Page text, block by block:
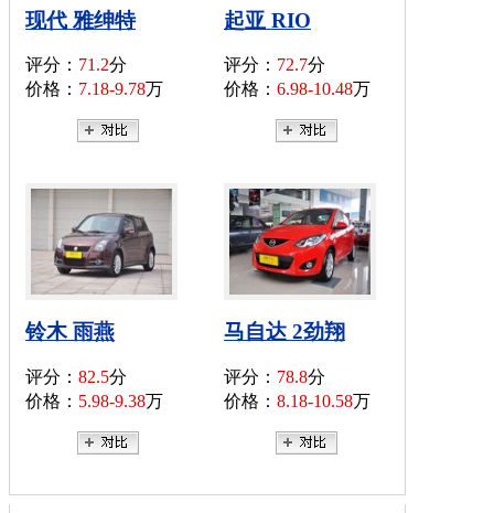
现代 雅绅特
评分： 71.2分
价格： 7.18-9.78万
起亚 RIO
评分： 72.7分
价格： 6.98-10.48万
铃木 雨燕
评分： 82.5分
价格： 5.98-9.38万
马自达 2劲翔
评分： 78.8分
价格： 8.18-10.58万